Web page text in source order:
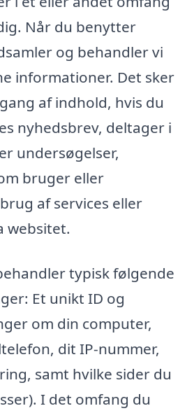
Når du benytter
og behandler vi
informationer. Det sker
af indhold, hvis du
nyhedsbrev, deltager i
undersøgelser,
bruger eller
af services eller
websitet.
typisk følgende
Et unikt ID og
om din computer,
dit IP-nummer,
samt hvilke sider du
I det omfang du